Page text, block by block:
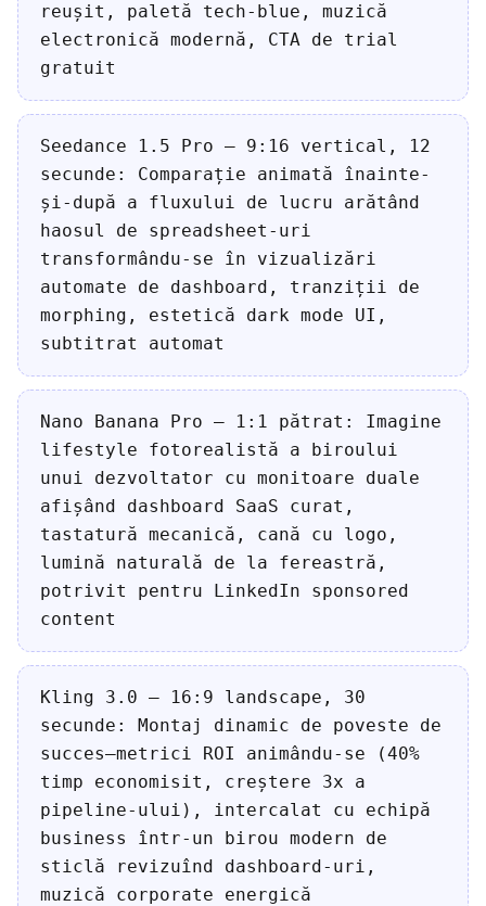
reușit, paletă tech-blue, muzică
electronică modernă, CTA de trial
gratuit
Seedance 1.5 Pro — 9:16 vertical, 12
secunde: Comparație animată înainte-
și-după a fluxului de lucru arătând
haosul de spreadsheet-uri
transformându-se în vizualizări
automate de dashboard, tranziții de
morphing, estetică dark mode UI,
subtitrat automat
Nano Banana Pro — 1:1 pătrat: Imagine
lifestyle fotorealistă a biroului
unui dezvoltator cu monitoare duale
afișând dashboard SaaS curat,
tastatură mecanică, cană cu logo,
lumină naturală de la fereastră,
potrivit pentru LinkedIn sponsored
content
Kling 3.0 — 16:9 landscape, 30
secunde: Montaj dinamic de poveste de
succes—metrici ROI animându-se (40%
timp economisit, creștere 3x a
pipeline-ului), intercalat cu echipă
business într-un birou modern de
sticlă revizuînd dashboard-uri,
muzică corporate energică